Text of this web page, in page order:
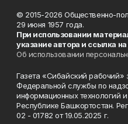
© 2015-2026 Общественно-
29 июня 1957 года.
При использовании
указание автора и ссылка
Об использовании
Газета «Сибайский рабочий»
Федеральной службы по
информационных технологий
Республике Башкортостан.
02 - 01782 от 19.05.2025 г.